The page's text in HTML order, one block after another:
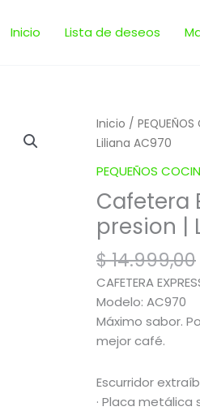
Inicio Lista de deseos
Inicio /
Liliana AC970
PEQUEÑOS
Cafetera
presion |
$14.999,00
CAFETERA
Modelo: AC970
Máximo sabor.
mejor café.
Escurridor
· Placa
Cafetera
Express
CofixBar
bares
de
presion
|
Liliana
AC970
cantidad